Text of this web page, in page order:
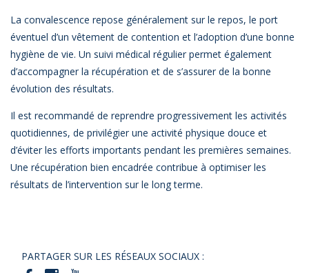
La convalescence repose généralement sur le repos, le port
éventuel d’un vêtement de contention et l’adoption d’une bonne
hygiène de vie. Un suivi médical régulier permet également
d’accompagner la récupération et de s’assurer de la bonne
évolution des résultats.
Il est recommandé de reprendre progressivement les activités
quotidiennes, de privilégier une activité physique douce et
d’éviter les efforts importants pendant les premières semaines.
Une récupération bien encadrée contribue à optimiser les
résultats de l’intervention sur le long terme.
PARTAGER SUR LES RÉSEAUX SOCIAUX :